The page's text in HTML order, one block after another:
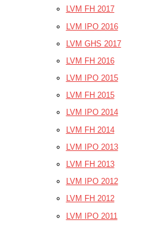
LVM FH 2017
LVM IPO 2016
LVM GHS 2017
LVM FH 2016
LVM IPO 2015
LVM FH 2015
LVM IPO 2014
LVM FH 2014
LVM IPO 2013
LVM FH 2013
LVM IPO 2012
LVM FH 2012
LVM IPO 2011